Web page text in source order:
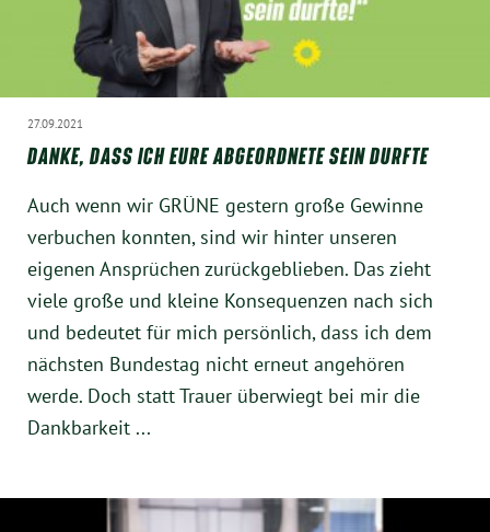
27.09.2021
DANKE, DASS ICH EURE ABGEORDNETE SEIN DURFTE
Auch wenn wir GRÜNE gestern große Gewinne
verbuchen konnten, sind wir hinter unseren
eigenen Ansprüchen zurückgeblieben. Das zieht
viele große und kleine Konsequenzen nach sich
und bedeutet für mich persönlich, dass ich dem
nächsten Bundestag nicht erneut angehören
werde. Doch statt Trauer überwiegt bei mir die
Dankbarkeit ...